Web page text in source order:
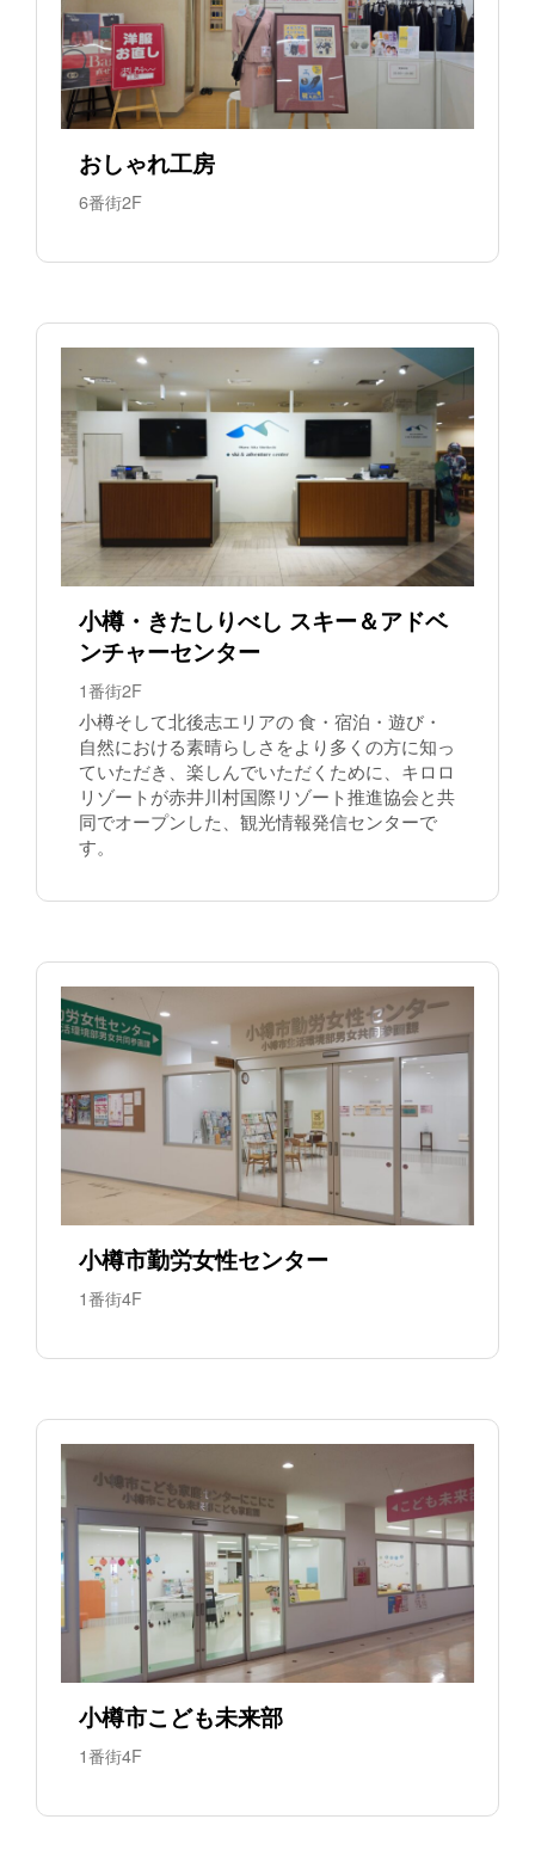
おしゃれ工房
6番街2F
小樽・きたしりべし スキー＆アドベ
ンチャーセンター
1番街2F
小樽そして北後志エリアの 食・宿泊・遊び・
自然における素晴らしさをより多くの方に知っ
ていただき、楽しんでいただくために、キロロ
リゾートが赤井川村国際リゾート推進協会と共
同でオープンした、観光情報発信センターで
す。
小樽市勤労女性センター
1番街4F
小樽市こども未来部
1番街4F